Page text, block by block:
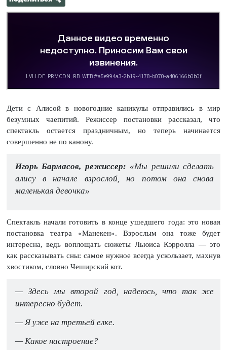
Дети с Алисой в новогодние каникулы отправились в мир
безумных чаепитий. Режиссер постановки рассказал, что
спектакль остается праздничным, но теперь начинается
совершенно не по канону.
Игорь Бармасов, режиссер: «Мы решили сделать
алису в начале взрослой, но потом она снова
маленькая девочка»
Спектакль начали готовить в конце ушедшего года: это новая
постановка театра «Манекен». Взрослым она тоже будет
интересна, ведь воплощать сюжеты Льюиса Кэрролла — это
как рассказывать сны: самое нужное всегда ускользает, махнув
хвостиком, словно Чеширский кот.
— Здесь мы второй год, надеюсь, что так же
интересно будет.
— Я уже на третьей елке.
— Какое настроение?